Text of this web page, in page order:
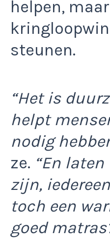
helpen,
steunen.
“Het is
helpt
nodig
ze. “En
zijn,
toch een
goed